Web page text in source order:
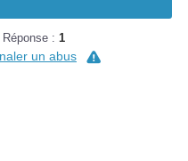
Réponse : 1
un abus